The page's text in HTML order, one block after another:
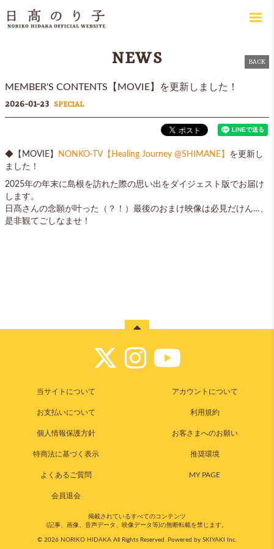
NEWS BACK
MEMBER'S CONTENTS【MOVIE】を更新しました！
2026-01-23 SPECIAL
◆【MOVIE】 NONKO-TV【Healing Journey @SHIMANE】 を更新し
ました！
2025年の年末に島根を訪れた際の思い出をダイジェスト版でお届け
します。
日髙さんの念願が叶った（？！）最後のおまけ映像は必見だけん…、
是非観てごしなませ！
当サイトについて アカウントについて
お支払いについて 利用規約
個人情報保護方針 お客さまへのお願い
特商法に基づく表示 推奨環境
よくあるご質問 MY PAGE
会員退会
掲載されているすべてのコンテンツ
(記事、画像、音声データ、映像データ等)の無断転載を禁じます。
© 2026 NORIKO HIDAKA All Rights Reserved. Powered by SKIYAKI Inc.